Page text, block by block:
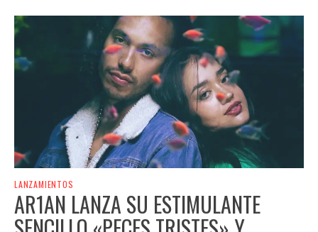
LANZAMIENTOS
AR1AN LANZA SU ESTIMULANTE